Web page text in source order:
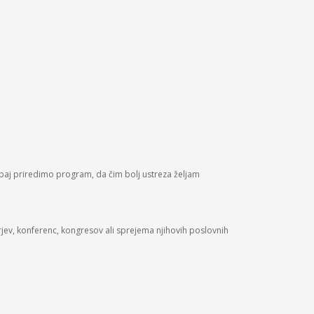
priredimo program, da čim bolj ustreza željam
konferenc, kongresov ali sprejema njihovih poslovnih